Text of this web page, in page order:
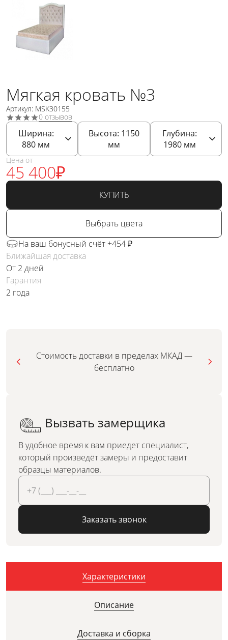
Мягкая кровать №3
Артикул: MSK30155
0 отзывов
Ширина:
880 мм
Высота: 1150
мм
Глубина:
1980 мм
Цена от
45 400₽
КУПИТЬ
Выбрать цвета
На ваш бонусный счёт +454 ₽
Ближайшая доставка
От 2 дней
Гарантия
2 года
Стоимость доставки в пределах МКАД —
бесплатно
Вызвать замерщика
В удобное время к вам приедет специалист,
который произведёт замеры и предоставит
образцы материалов.
Заказать звонок
Характеристики
Описание
Доставка и сборка